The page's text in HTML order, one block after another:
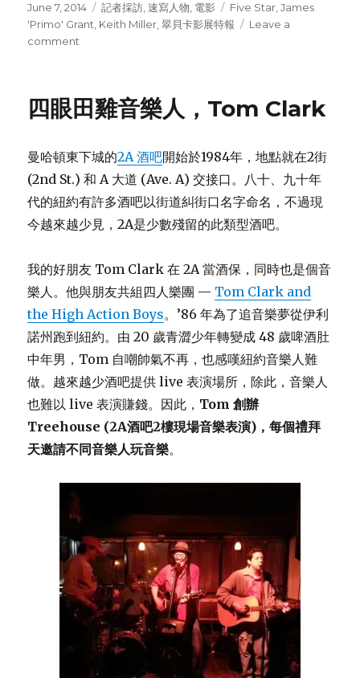
Posted
on
June 7, 2014 Categories
記者採訪,速寫人物, 電影 Tags
Five Star,James
'Primo' Grant, Keith Miller,翠貝卡影展特報
Leave a
comment
實
柔”:
採
訪
Primo
四眼田雞音樂人，Tom Clark
曼哈頓東下城的2A 酒吧開始於1984年，地點就在2街
(2nd St.) 和 A 大道 (Ave. A) 交接口。八十、九十年
代的紐約有許多酒吧以街道糾街口名字命名，不過現
今越來越少見，2A是少數殘留的此類型酒吧。
我的好朋友 Tom Clark 在 2A 當酒保，同時也是個音
樂人。他與朋友共組四人樂團 — Tom Clark and
the High Action Boys。’86 年為了追音樂夢從伊利
諾州跑到紐約。由 20 歲青澀少年轉變成 48 歲啤酒肚
中年男，Tom 自嘲帥氣不再，也感嘆紐約音樂人難
做。越來越少酒吧提供 live 表演場所，除此，音樂人
也難以 live 表演賺錢。因此， Tom 創辦
Treehouse (2A酒吧2樓現場音樂表演)，每個禮拜
天邀請不同音樂人玩音樂。